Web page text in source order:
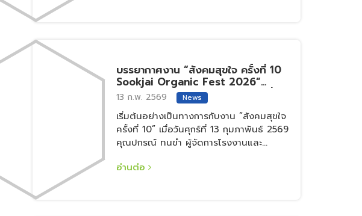
บรรยากาศงาน “สังคมสุขใจ ครั้งที่ 10
Sookjai Organic Fest 2026”
THAI KOON ได้เข้าร่วมเป็นส่วนหนึ่ง
ของงานในครั้งนี้ AgriSteel Green
Series “โครงเหล็กปลูกผัก”
13 ก.พ. 2569 News
เริ่มต้นอย่างเป็นทางการกับงาน “สังคมสุขใจ
ครั้งที่ 10” เมื่อวันศุกร์ที่ 13 กุมภาพันธ์ 2569
คุณปกรณ์ ทนขำ ผู้จัดการโรงงานและ
งาน “สังคมสุขใจ ครั้งที่ 10 Sookjai
อ่านต่อ